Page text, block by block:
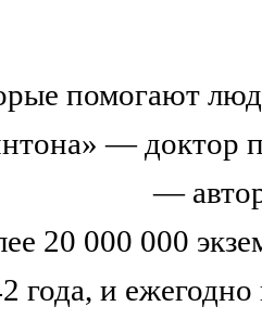
помогают
— доктор
—
20 000 000
года, и